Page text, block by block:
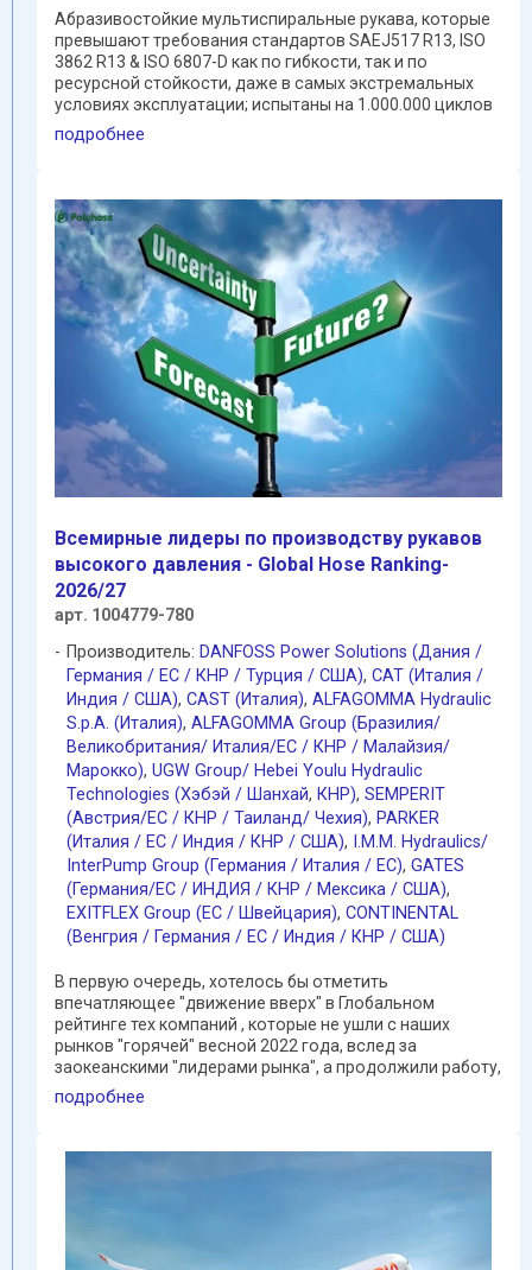
Aбразивостойкие мультиспиральные рукава, которые
превышают требования стандартов SAEJ517 R13, ISO
3862 R13 & ISO 6807-D как по гибкости, так и по
ресурсной стойкости, даже в самых экстремальных
условиях эксплуатации; испытаны на 1.000.000 циклов
подробнее
Всемирные лидеры по производству рукавов
высокого давления - Global Hose Ranking-
2026/27
арт. 1004779-780
Производитель: DANFOSS Power Solutions (Дания /
Германия / EC / КНР / Турция / США), CAT (Италия /
Индия / США), CAST (Италия), ALFAGOMMA Hydraulic
S.p.A. (Италия), ALFAGOMMA Group (Бразилия/
Великобритания/ Италия/ЕС / КНР / Малайзия/
Марокко), UGW Group/ Hebei Youlu Hydraulic
Technologies (Хэбэй / Шанхай, КНР), SEMPERIT
(Австрия/ЕС / КНР / Таиланд/ Чехия), PARKER
(Италия / ЕС / Индия / КНР / США), I.M.M. Hydraulics/
InterPump Group (Германия / Италия / ЕС), GATES
(Германия/EC / ИНДИЯ / КНР / Мексика / США),
EXITFLEX Group (ЕС / Швейцария), CONTINENTAL
(Венгрия / Германия / ЕС / Индия / КНР / США)
В первую очередь, хотелось бы отметить
впечатляющее "движение вверх" в Глобальном
рейтинге тех компаний , которые не ушли с наших
рынков "горячей" весной 2022 года, вслед за
заокеанскими "лидерами рынка", а продолжили работу,
преодолевая порою не ...
подробнее